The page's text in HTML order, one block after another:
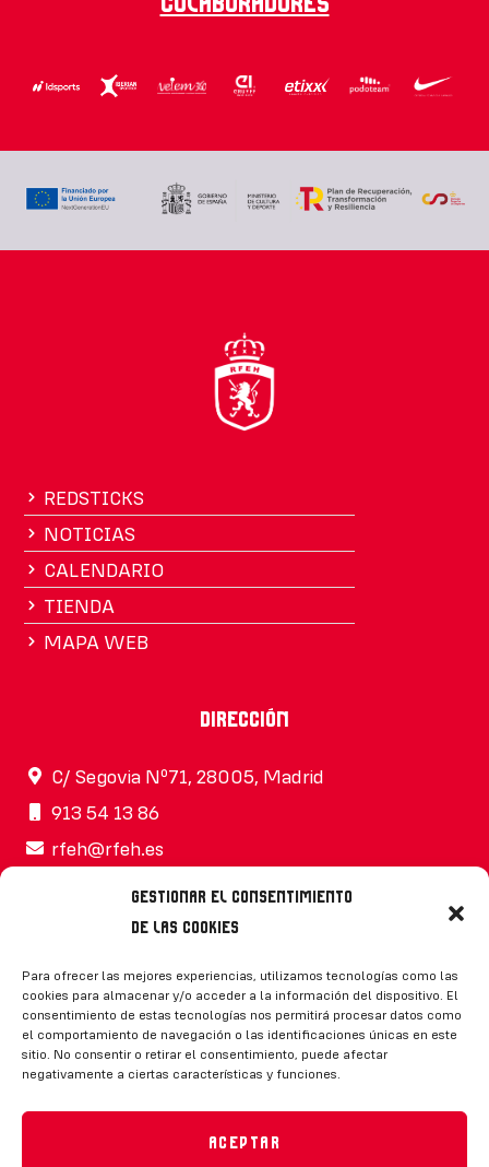
Gestionar el consentimiento
de las cookies
Para ofrecer las mejores experiencias, utilizamos tecnologías como las
cookies para almacenar y/o acceder a la información del dispositivo. El
consentimiento de estas tecnologías nos permitirá procesar datos como
el comportamiento de navegación o las identificaciones únicas en este
sitio. No consentir o retirar el consentimiento, puede afectar
negativamente a ciertas características y funciones.
Aceptar
REDSTICKS
NOTICIAS
CALENDARIO
TIENDA
MAPA WEB
Dirección
C/ Segovia Nº71, 28005, Madrid
913 54 13 86
rfeh@rfeh.es
Síguenos